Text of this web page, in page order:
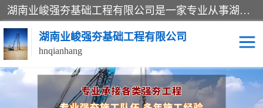
湖南业峻强夯基础工程有限公司是一家专业从事湖南强夯基础工程、强夯机租赁，地基处理的施工单位。业务覆盖：湖南、广东，江西等地。可承接1000KN.m-25000KN.m强夯（置换）工程。公司创始人是国内较早期从事强夯施工的建设者，经过多年的一步一个脚印的发展，在行业内具有较高的度和良好的口碑。
湖南业峻强夯基础工程有限公司
hnqianhang
强夯施工案例 强夯机租赁